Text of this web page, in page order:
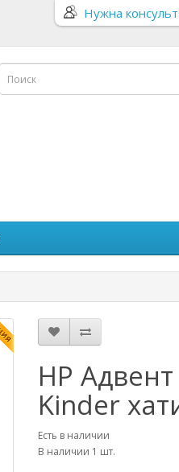
Нужна
НР
Kinder
Есть в наличии
В наличии 1 шт.